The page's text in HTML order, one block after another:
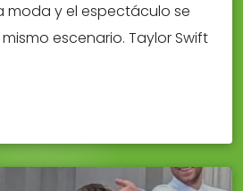
moda y el espectáculo se
escenario. Taylor Swift